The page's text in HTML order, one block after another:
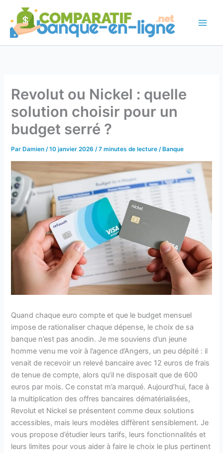
contenu
Revolut ou Nickel : quelle
solution choisir pour un
budget serré ?
Par Damien/10 janvier 2026/7 minutes de lecture / Banque
Quand chaque euro compte et que le budget mensuel
impose de rationaliser chaque dépense, le choix de sa
banque n’est pas anodin. Je me souviens d’un jeune
homme venu me voir à l’agence d’Angers, un peu dépité : il
venait de recevoir un relevé bancaire avec 12 euros de frais
de tenue de compte, alors qu’il ne disposait que de 600
euros par mois. Ce constat m’a marqué. Aujourd’hui, face à
la multiplication des offres bancaires dématérialisées,
Revolut et Nickel se présentent comme deux solutions
accessibles, mais leurs modèles diffèrent sensiblement. Je
vous propose d’étudier leurs tarifs, leurs fonctionnalités et
leurs limites pour vous aider à faire le choix le plus pertinent